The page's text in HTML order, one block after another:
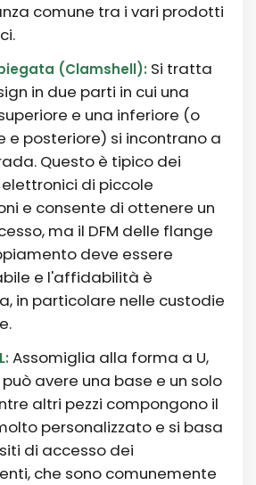
comune tra i vari prodotti
(Clamshell): Si tratta
in due parti in cui una
e una inferiore (o
e posteriore) si incontrano a
Questo è tipico dei
di piccole
e consente di ottenere un
ma il DFM delle flange
deve essere
e l'affidabilità è
in particolare nelle custodie
Assomiglia alla forma a U,
avere una base e un solo
altri pezzi compongono il
personalizzato e si basa
di accesso dei
che sono comunemente